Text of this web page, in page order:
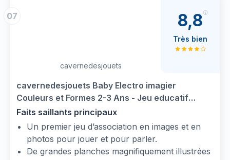
07
cavernedesjouets
cavernedesjouets Baby Electro imagier
Couleurs et Formes 2-3 Ans - Jeu educatif
electronique avec Stylo - Association,
Observation - Set Jouet et Carte
Faits saillants principaux
Un premier jeu d’association en images et en
photos pour jouer et pour parler.
De grandes planches magnifiquement illustrées
8,8
Très bien